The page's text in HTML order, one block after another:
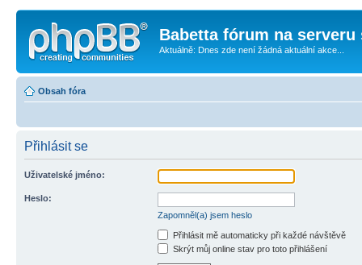
Babetta fórum na serveru
Aktuálně: Dnes zde není žádná aktuální akce...
Obsah fóra
Přihlásit se
Uživatelské jméno:
Heslo:
Zapomněl(a) jsem heslo
Přihlásit mě automaticky při každé návštěvě
Skrýt můj online stav pro toto přihlášení